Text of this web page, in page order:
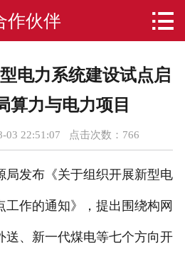
印刷系列
新闻资讯
印刷设备
合作伙伴
服务承诺
作伙伴 
电力系统建设试点启
算力与电力项目
03 22:51:07 点击次数： 766
发布《关于组织开展新型电
工作的通知》，提出围绕构网
送、新一代煤电等七个方向开